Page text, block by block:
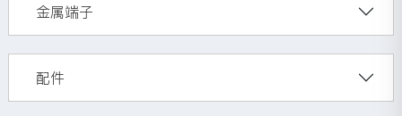
金属端子
配件